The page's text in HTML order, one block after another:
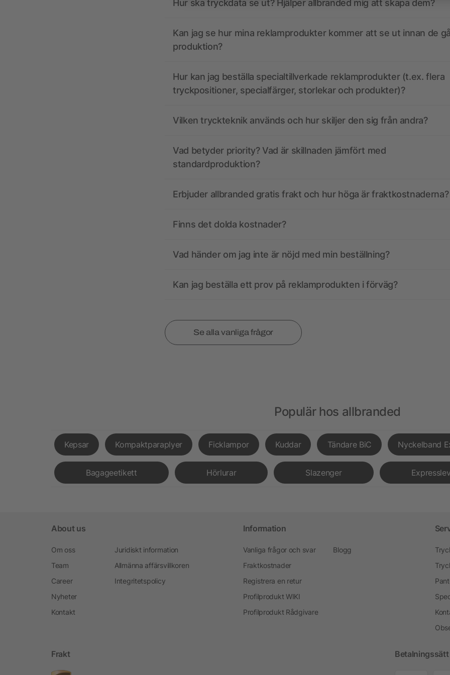
Hur ska tryckdata se ut? Hjälper allbranded mig att skapa dem?
Kan jag se hur mina reklamprodukter kommer att se ut innan de
produktion?
Hur kan jag beställa specialtillverkade reklamprodukter (t.ex. flera
tryckpositioner, specialfärger, storlekar och produkter)?
Vilken tryckteknik används och hur skiljer den sig från andra?
Vad betyder priority? Vad är skillnaden jämfört med
standardproduktion?
Erbjuder allbranded gratis frakt och hur höga är fraktkostnaderna?
Finns det dolda kostnader?
Vad händer om jag inte är nöjd med min beställning?
Kan jag beställa ett prov på reklamprodukten i förväg?
Se alla vanliga frågor
Populär hos allbranded
Kepsar Kompaktparaplyer Ficklampor Kuddar Tändare BiC Nyckelband
Bagageetikett Hörlurar Slazenger
About us
Om oss
Team
Career
Nyheter
Kontakt
Juridiskt information
Allmänna affärsvillkoren
Integritetspolicy
Information
Vanliga frågor och svar
Fraktkostnader
Registrera en retur
Profilprodukt WIKI
Profilprodukt Rådgivare
Blogg
Frakt Betalningssätt